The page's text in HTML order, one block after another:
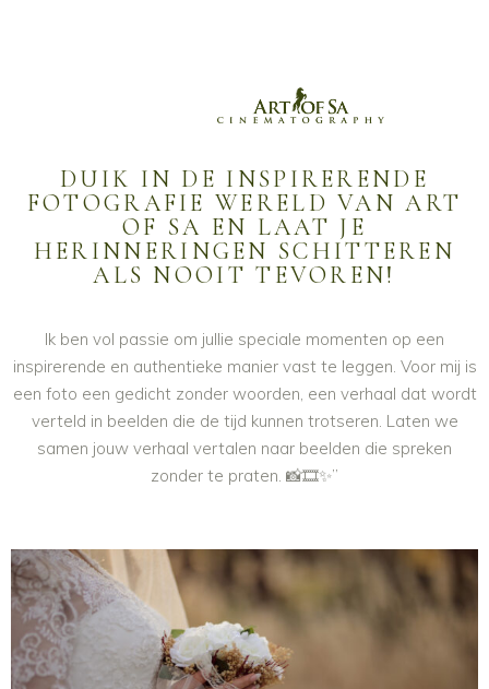
DUIK IN DE INSPIRERENDE
FOTOGRAFIE WERELD VAN ART
OF SA EN LAAT JE
HERINNERINGEN SCHITTEREN
ALS NOOIT TEVOREN!
Ik ben vol passie om jullie speciale momenten op een
inspirerende en authentieke manier vast te leggen. Voor mij is
een foto een gedicht zonder woorden, een verhaal dat wordt
verteld in beelden die de tijd kunnen trotseren. Laten we
samen jouw verhaal vertalen naar beelden die spreken
zonder te praten. 📸🎞️✨”